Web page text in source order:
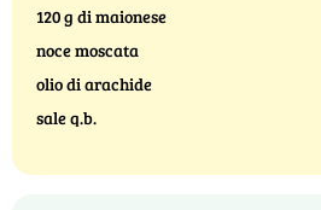
120 g di maionese
noce moscata
olio di arachide
sale q.b.